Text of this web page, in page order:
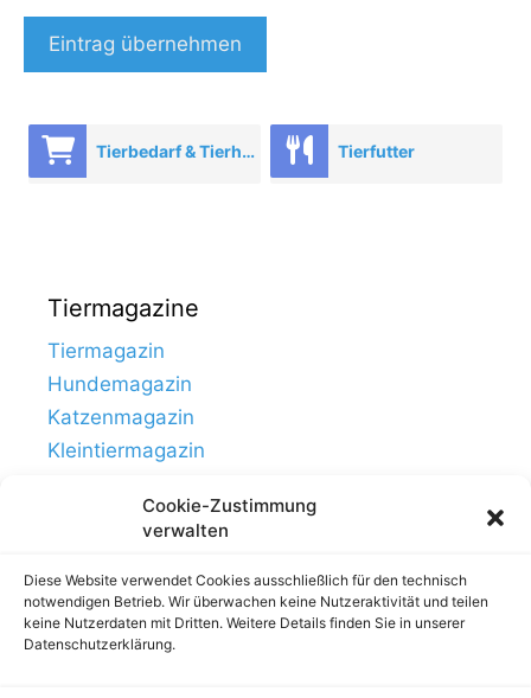
Cookie-Zustimmung
verwalten
Diese Website verwendet Cookies ausschließlich für den technisch
notwendigen Betrieb. Wir überwachen keine Nutzeraktivität und teilen
keine Nutzerdaten mit Dritten. Weitere Details finden Sie in unserer
Datenschutzerklärung.
Eintrag übernehmen
Tierbedarf & Tierhandel Tierfutter
Tiermagazine
Tiermagazin
Hundemagazin
Katzenmagazin
Kleintiermagazin